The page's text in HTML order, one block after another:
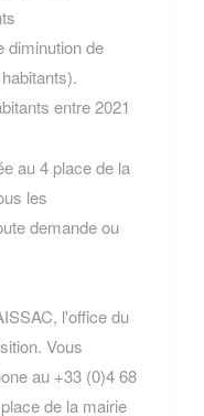
diminution de
entre 2021
au 4 place de la
les
demande ou
l'office du
Vous
au +33 (0)4 68
de la mairie